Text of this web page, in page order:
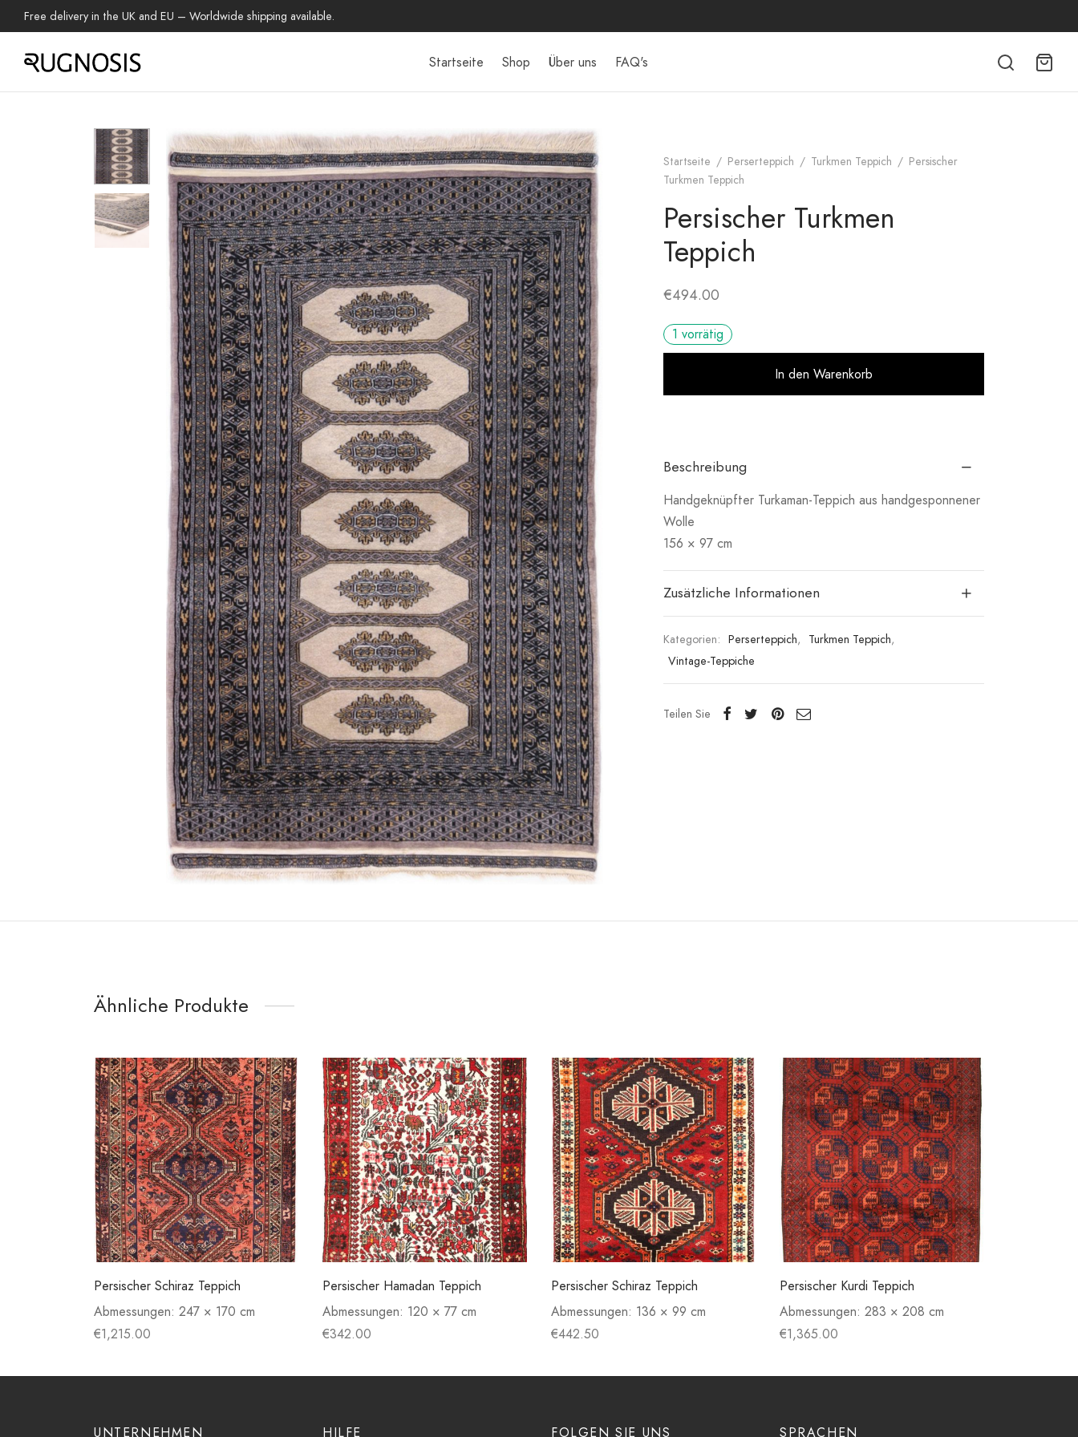
Free delivery in the UK and EU – Worldwide shipping available.
Startseite Shop Über uns FAQ's
Startseite / Perserteppich / Turkmen Teppich / Persischer
Turkmen Teppich
Persischer Turkmen
Teppich
€494.00
1 vorrätig
In den Warenkorb
Beschreibung
Handgeknüpfter Turkaman-Teppich aus handgesponnener
Wolle
156 × 97 cm
Zusätzliche Informationen
Kategorien: Perserteppich, Turkmen Teppich,
Vintage-Teppiche
Teilen Sie
Ähnliche Produkte
Persischer Schiraz Teppich
Abmessungen: 247 × 170 cm
€1,215.00
Persischer Hamadan Teppich
Abmessungen: 120 × 77 cm
€342.00
Persischer Schiraz Teppich
Abmessungen: 136 × 99 cm
€442.50
Persischer Kurdi Teppich
Abmessungen: 283 × 208 cm
€1,365.00
UNTERNEHMEN HILFE FOLGEN SIE UNS SPRACHEN